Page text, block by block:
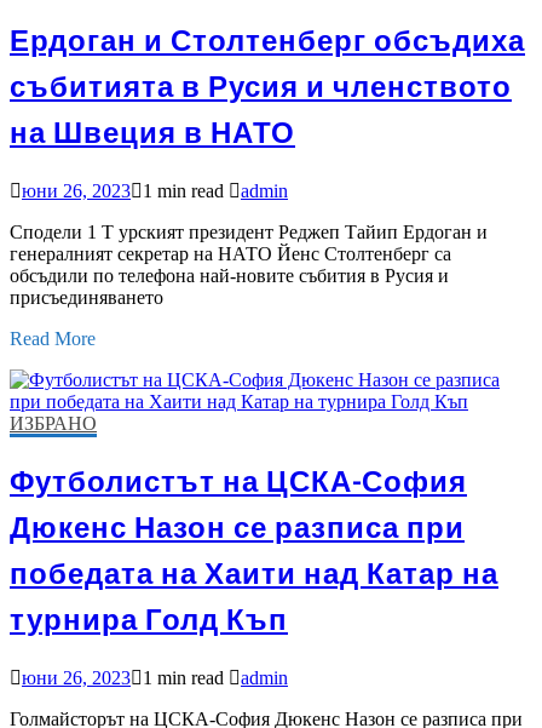
Ердоган и Столтенберг обсъдиха
събитията в Русия и членството
на Швеция в НАТО
юни 26, 2023 1 min read
admin
Сподели 1 Т урският президент Реджеп Тайип Ердоган и
генералният секретар на НАТО Йенс Столтенберг са
обсъдили по телефона най-новите събития в Русия и
присъединяването
Read More
ИЗБРАНО
Футболистът на ЦСКА-София
Дюкенс Назон се разписа при
победата на Хаити над Катар на
турнира Голд Къп
юни 26, 2023 1 min read
admin
Голмайсторът на ЦСКА-София Дюкенс Назон се разписа при